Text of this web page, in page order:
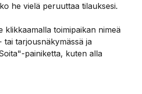
he vielä peruuttaa tilauksesi.
klikkaamalla toimipaikan nimeä
tarjousnäkymässä ja
painiketta, kuten alla